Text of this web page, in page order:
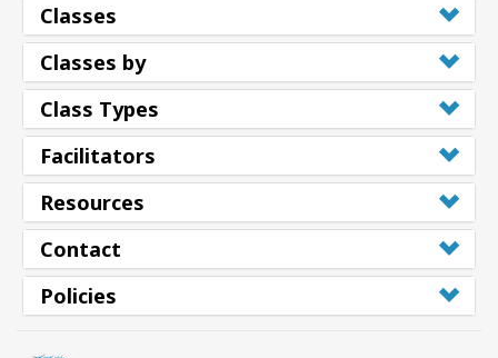
Classes
Classes by
Class Types
Facilitators
Resources
Contact
Policies